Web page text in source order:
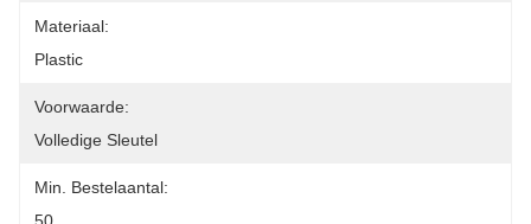
Materiaal:
Plastic
Voorwaarde:
Volledige Sleutel
Min. Bestelaantal: